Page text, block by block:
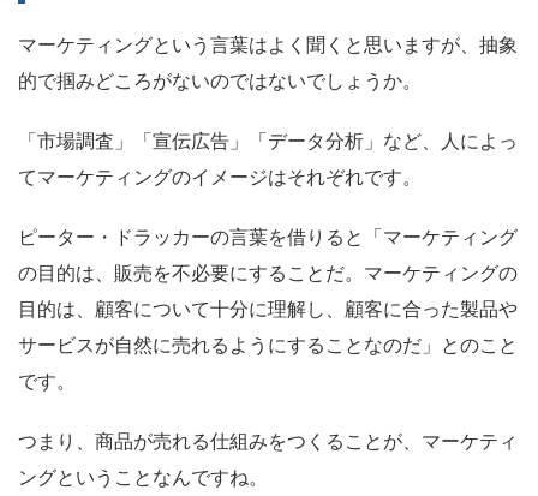
マーケティングという言葉はよく聞くと思いますが、抽象
的で掴みどころがないのではないでしょうか。
「市場調査」「宣伝広告」「データ分析」など、人によっ
てマーケティングのイメージはそれぞれです。
ピーター・ドラッカーの言葉を借りると「マーケティング
の目的は、販売を不必要にすることだ。マーケティングの
目的は、顧客について十分に理解し、顧客に合った製品や
サービスが自然に売れるようにすることなのだ」とのこと
です。
つまり、商品が売れる仕組みをつくることが、マーケティ
ングということなんですね。